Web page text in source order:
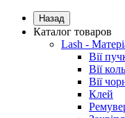
Назад
Каталог товаров
Lash -
Вії
Вії
Вії
Клей